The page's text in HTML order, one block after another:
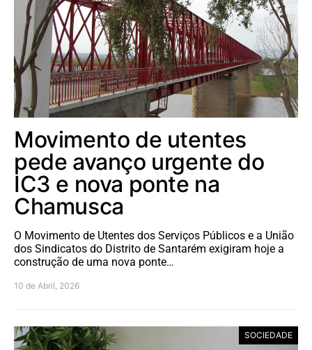
Movimento de utentes
pede avanço urgente do
IC3 e nova ponte na
Chamusca
O Movimento de Utentes dos Serviços Públicos e a União
dos Sindicatos do Distrito de Santarém exigiram hoje a
construção de uma nova ponte…
10 de Abril, 2026
SOCIEDADE